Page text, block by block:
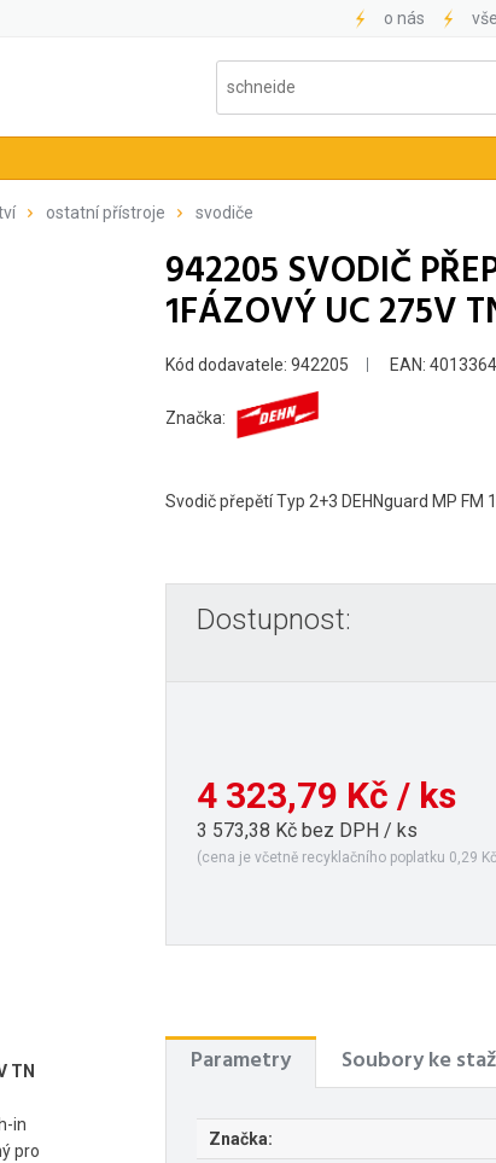
o nás
ostatní přístroje svodiče
TN
in
pro
942205 SVODIČ
1FÁZOVÝ UC 275V
Kód dodavatele: 942205 EAN:
Značka:
Svodič přepětí Typ 2+3 DEHNguard MP FM
Dostupnost:
4 323,79 Kč / ks
3 573,38 Kč bez DPH / ks
(cena je včetně recyklačního poplatku 0,29
Parametry Soubory ke
Značka: